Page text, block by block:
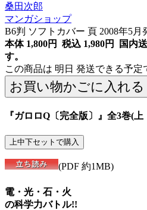
桑田次郎
マンガショップ
B6判 ソフトカバー 頁 2008年5月
本体 1,800円 税込 1,980円
国内
す。
この商品は 明日 発送できる予定
『ガロロQ〔完全版〕』全3巻(
(PDF 約1MB)
電・光・石・火
の科学力バトル!!